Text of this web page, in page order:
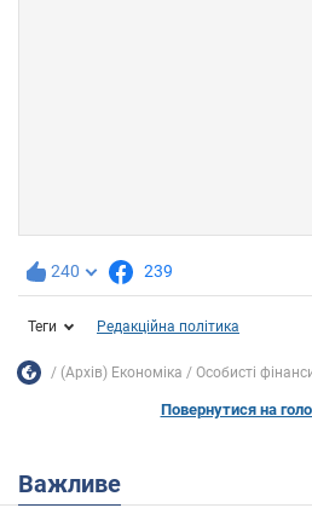
240 239
Теги Редакційна політика
(Архів) Економіка Особисті
Повернутися на
Важливе